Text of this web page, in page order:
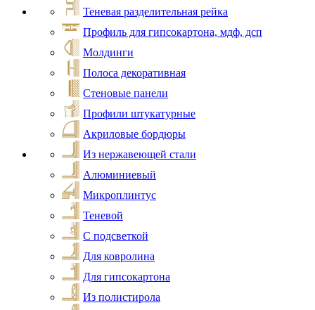
Теневая разделительная рейка
Профиль для гипсокартона, мдф, дсп
Молдинги
Полоса декоративная
Стеновые панели
Профили штукатурные
Акриловые бордюры
Из нержавеющей стали
Алюминиевый
Микроплинтус
Теневой
С подсветкой
Для ковролина
Для гипсокартона
Из полистирола